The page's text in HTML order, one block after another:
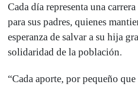
Cada día representa una
para sus padres, quienes
esperanza de salvar a su hija
solidaridad de la población.
“Cada aporte, por pequeño